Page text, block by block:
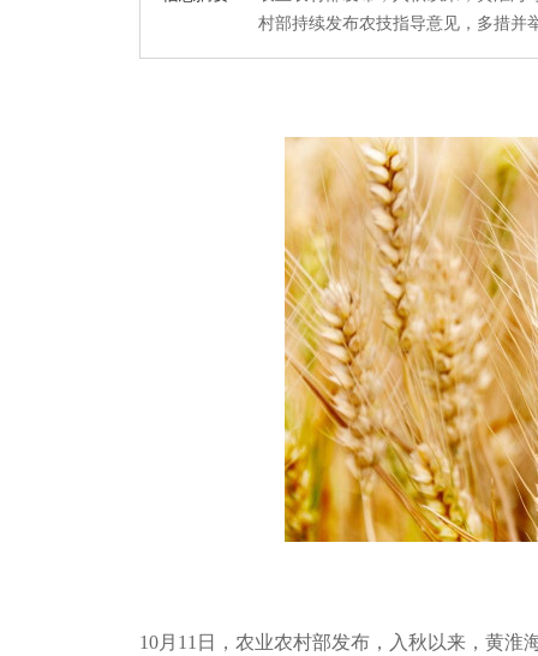
村部持续发布农技指导意见，多措并
10月 11 日，农业农村部发布，入秋以来，黄淮